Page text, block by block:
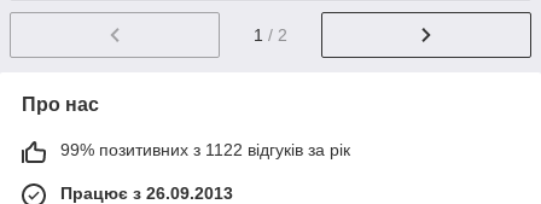
1 / 2
Про нас
99% позитивних з 1122 відгуків за рік
Працює з 26.09.2013